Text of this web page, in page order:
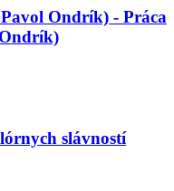
Ondrík) - Práca
slávností